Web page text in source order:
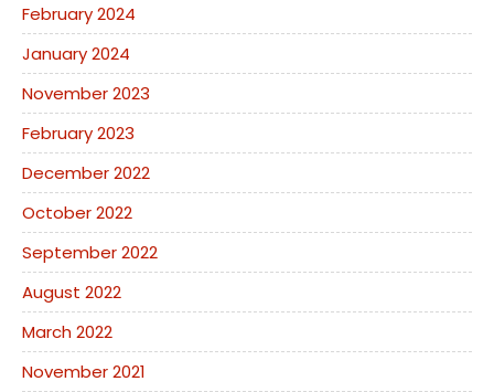
February 2024
January 2024
November 2023
February 2023
December 2022
October 2022
September 2022
August 2022
March 2022
November 2021